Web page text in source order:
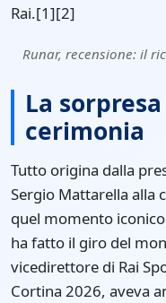
Rai.[1][2]
Runar, recensione: il
La
cerimonia
Tutto origina dalla
Sergio Mattarella alla
quel momento
ha fatto il giro del
vicedirettore di Rai
Cortina 2026, aveva